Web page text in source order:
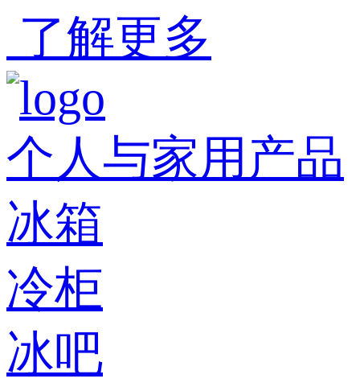
了解更多
个人与家用产品
冰箱
冷柜
冰吧